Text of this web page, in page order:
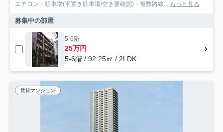
エアコン・駐車場(平置き駐車場/空き要確認)・複数路線... もっと見る
募集中の部屋
5-6階
25万円
5-6階 / 92.25㎡ / 2LDK
賃貸マンション